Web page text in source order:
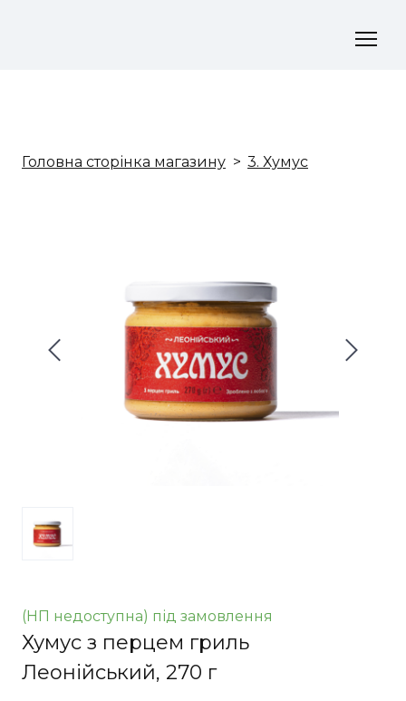
Головна сторінка магазину 3. Хумус
(НП недоступна) під замовлення
Хумус з перцем гриль
Леонійський, 270 г